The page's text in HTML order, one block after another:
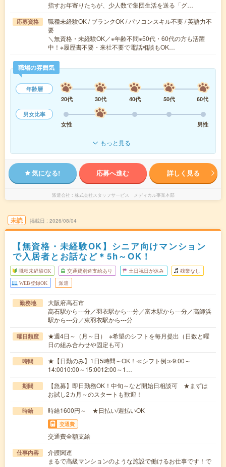
指すお年寄りたちが、少人数で集団生活を送る「グ…
応募資格
職種未経験OK / ブランクOK / パソコンスキル不要 / 英語力不
要
＼無資格・未経験OK／※年齢不問※50代・60代の方も活躍
中！※履歴書不要・来社不要で電話相談もOK…
職場の雰囲気
年齢層
20代
30代 40代 50代
60代
男女比率
女性
男性
もっと見る
気になる! 応募へ進む 詳しく見る
派遣会社 株式会社スタッフサービス メディカル事業本部
未読 掲載日 2026/08/04
【無資格・未経験OK】シニア向けマンション
で入居者とお話など＊5h～OK！
職種未経験OK 交通費別途支給あり 土日祝日が休み 残業なし
WEB登録OK 派遣
勤務地
大阪府高石市
高石駅から---分／羽衣駅から---分／富木駅から---分／高師浜
駅から---分／東羽衣駅から---分
曜日頻度
★週4日～（月～日） ※希望のシフトを毎月提出（日数と曜
日の組み合わせや固定も可）
時間
★【日勤のみ】1日5時間～OK！≪シフト例≫9:00～
14:0010:00～15:0012:00～1…
期間
【急募】即日勤務OK！中旬～など開始日相談可 ★まずは
お試し2カ月～のスタートも歓迎！
時給 時給1600円～ ★日払い/週払いOK
交通費
交通費全額支給
仕事内容
介護関連
まるで高級マンションのような施設で働けるお仕事です！で